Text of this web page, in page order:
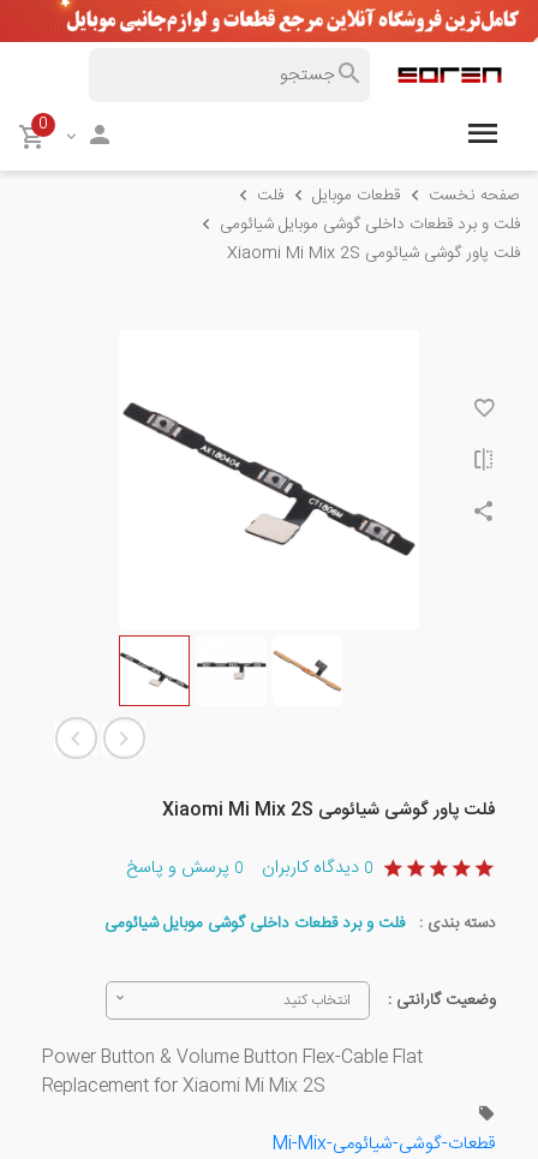
0
صفحه نخست قطعات موبایل
فلت
فلت و برد قطعات داخلی گوشی موبایل شیائومی
فلت پاور گوشی شیائومی Xiaomi Mi Mix 2S
فلت پاور گوشی شیائومی Xiaomi Mi Mix 2S
0 دیدگاه کاربران 0 پرسش و پاسخ
دسته بندی : فلت و برد قطعات داخلی گوشی موبایل شیائومی
وضعیت گارانتی : انتخاب کنید
Power Button & Volume Button Flex-Cable Flat
Replacement for Xiaomi Mi Mix 2S
قطعات-گوشی-شیائومی-Mi-Mix